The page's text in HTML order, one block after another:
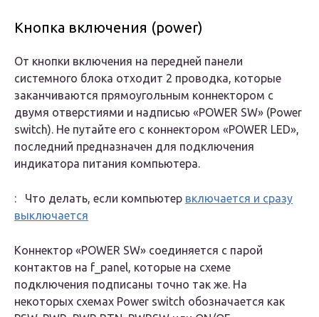
Кнопка включения (power)
От кнопки включения на передней панели
системного блока отходит 2 проводка, которые
заканчиваются прямоугольным коннектором с
двумя отверстиями и надписью «POWER SW» (Power
switch). Не путайте его с коннектором «POWER LED»,
последний предназначен для подключения
индикатора питания компьютера.
: Что делать, если компьютер включается и сразу
выключается
Коннектор «POWER SW» соединяется с парой
контактов на f_panel, которые на схеме
подключения подписаны точно так же. На
некоторых схемах Power switch обозначается как